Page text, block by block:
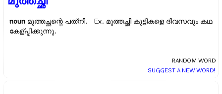
noun മുത്തച്ഛന്റെ പത്‌നി. Ex. മുത്തച്ഛി കുട്ടികളെ ദിവസവും കഥ
കേള്പ്പിക്കുന്നു.
RANDOM WORD
SUGGEST A NEW WORD!